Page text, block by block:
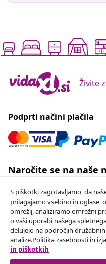
Živite
Podprti načini plačila
Naročite se na naše
tedenske akcije,
vidaXL.
Our social media
S piškotki zagotavljamo, da
prilagajamo vsebino in oglase,
omrežij, analiziramo omrežni
o vaši uporabi našega
delujejo na področjih
analize.Politika zasebnosti in
in piškotkih